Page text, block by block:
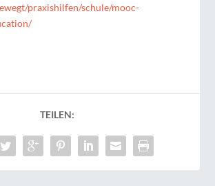
praxishilfen/schule/mooc-
TEILEN: